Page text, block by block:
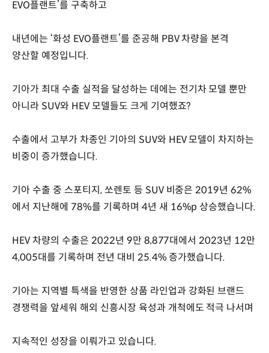
EVO플랜트’를 구축하고
내년에는 ‘화성 EVO플랜트’를 준공해 PBV 차량을 본격
양산할 예정입니다.
기아가 최대 수출 실적을 달성하는 데에는 전기차 모델 뿐만
아니라 SUV와 HEV 모델들도 크게 기여했죠?
수출에서 고부가 차종인 기아의 SUV와 HEV 모델이 차지하는
비중이 증가했습니다.
기아 수출 중 스포티지, 쏘렌토 등 SUV 비중은 2019년 62%
에서 지난해에 78%를 기록하며 4년 새 16%p 상승했습니다.
HEV 차량의 수출은 2022년 9만 8,877대에서 2023년 12만
4,005대를 기록하며 전년 대비 25.4% 증가했습니다.
기아는 지역별 특색을 반영한 상품 라인업과 강화된 브랜드
경쟁력을 앞세워 해외 신흥시장 육성과 개척에도 적극 나서며
지속적인 성장을 이뤄가고 있습니다.